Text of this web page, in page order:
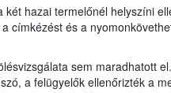
két hazai termelőnél helyszíni
címkézést és a
sem maradhatott
a felügyelők ellenőrizték a